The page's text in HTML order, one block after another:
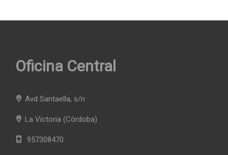
Oficina Central
Avd Santaella, s/n
La Victoria (Córdoba)
957308470